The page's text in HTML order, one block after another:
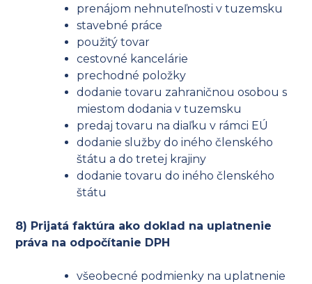
prenájom nehnuteľnosti v tuzemsku
stavebné práce
použitý tovar
cestovné kancelárie
prechodné položky
dodanie tovaru zahraničnou osobou s
miestom dodania v tuzemsku
predaj tovaru na diaľku v rámci EÚ
dodanie služby do iného členského
štátu a do tretej krajiny
dodanie tovaru do iného členského
štátu
8) Prijatá faktúra ako doklad na uplatnenie
práva na odpočítanie DPH
všeobecné podmienky na uplatnenie